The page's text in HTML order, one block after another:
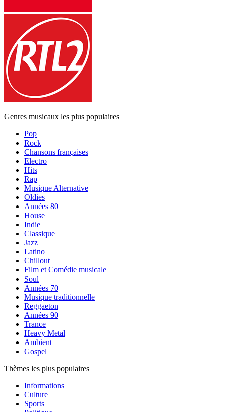
Genres musicaux les plus populaires
Pop
Rock
Chansons françaises
Electro
Hits
Rap
Musique Alternative
Oldies
Années 80
House
Indie
Classique
Jazz
Latino
Chillout
Film et Comédie musicale
Soul
Années 70
Musique traditionnelle
Reggaeton
Années 90
Trance
Heavy Metal
Ambient
Gospel
Thèmes les plus populaires
Informations
Culture
Sports